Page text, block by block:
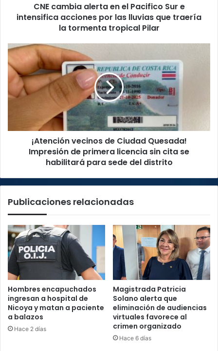
acciones
por
que
traería
la
tormenta
tropical
Pilar
CNE cambia alerta en el Pacifico Sur e
intensifica acciones por las lluvias que traería
la tormenta tropical Pilar
¡Atención
de
Ciudad
Quesada!
Impresión
licencia
para
del
¡Atención vecinos de Ciudad Quesada!
Impresión de primera licencia sin cita se
habilitará para sede del distrito
Publicaciones relacionadas
Hombres encapuchados
ingresan a hospital de
Nicoya y matan a paciente
a balazos
Hace 2 días
Magistrada Patricia
Solano alerta que
eliminación de audiencias
virtuales favorece al
crimen organizado
Hace 6 días